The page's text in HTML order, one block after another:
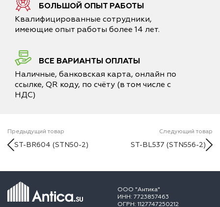
БОЛЬШОЙ ОПЫТ РАБОТЫ
Квалифицированные сотрудники,
имеющие опыт работы более 14 лет.
ВСЕ ВАРИАНТЫ ОПЛАТЫ
Наличные, банковская карта, онлайн по
ссылке, QR коду, по счёту (в том числе с
НДС)
Предыдущий товар
ST-BR604 (STN50-2)
Следующий товар
ST-BL537 (STN556-2)
ООО "Антика"
ИНН: 7723857463
ОГРН: 1127747250212